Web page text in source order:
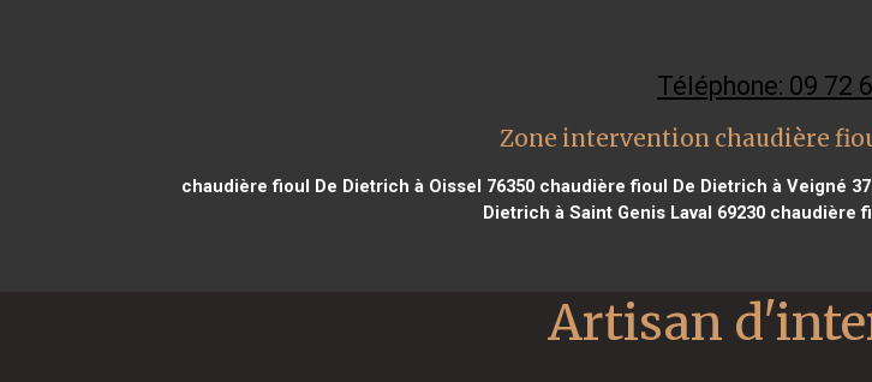
Téléphone: 09 72
Zone intervention chaudière
chaudière fioul De Dietrich à Oissel 76350 chaudière fioul De Dietrich à Veigné
Dietrich à Saint Genis Laval 69230 chaudière
Artisan